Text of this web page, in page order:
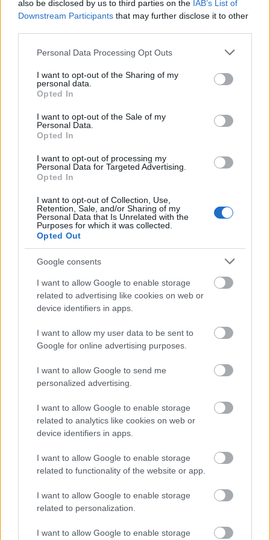
also be disclosed by us to third parties on the IAB’s List of
Downstream Participants that may further disclose it to other
Please note that this website/app uses one or more Google
not limited to your visit or usage behaviour. You may click to
grant or deny consent to Google and its third-party tags to
use your data for below specified purposes in below Google
consent section.
Personal Data Processing Opt Outs
I want to opt-out of the Sharing of my
personal data.
Opted In
I want to opt-out of the Sale of my
Personal Data.
Opted In
I want to opt-out of processing my
Personal Data for Targeted Advertising.
Opted In
I want to opt-out of Collection, Use,
Retention, Sale, and/or Sharing of my
Personal Data that Is Unrelated with the
Purposes for which it was collected.
Opted Out
Google consents
I want to allow Google to enable storage
related to advertising like cookies on web or
device identifiers in apps.
I want to allow my user data to be sent to
Google for online advertising purposes.
I want to allow Google to send me
personalized advertising.
I want to allow Google to enable storage
related to analytics like cookies on web or
device identifiers in apps.
I want to allow Google to enable storage
related to functionality of the website or app.
I want to allow Google to enable storage
related to personalization.
I want to allow Google to enable storage
Δείτε αυτή τη δημοσίευση στο Instagram.
Η αποχώρησή της από τον οίκο να σου θυμίσω
έγινε γνωστή τον Οκτώβριο, και μοιάζει σαν
αλλά ζωής, να κλείνει.
Όπως είχε δηλώσει σε συνέντευξή της στη γαλλική
εφημερίδα Le Figaro για την απόφαση της
ευκαιρία να επιλέξω εγώ τη σωστή στιγμή. Και
αυτή η στιγμή είναι τώρα»